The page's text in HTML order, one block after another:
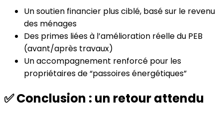
Un soutien financier plus ciblé, basé sur le revenu
des ménages
Des primes liées à l’amélioration réelle du PEB
(avant/après travaux)
Un accompagnement renforcé pour les
propriétaires de “passoires énergétiques”
✅ Conclusion : un retour attendu